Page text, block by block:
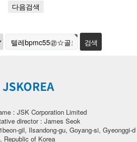
다음검색
: JSK Corporation Limited
director : James Seok
gil, Ilsandong-gu, Goyang-si, Gyeonggi-d
Republic of Korea